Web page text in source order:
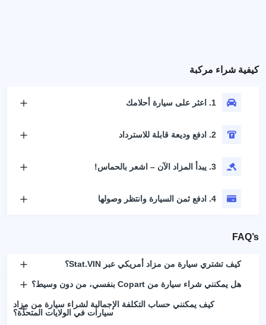
كيفية شراء مركبة
1. اعثر على سيارة أحلامك
2. ادفع وديعة قابلة للاسترداد
3. يبدأ المزاد الآن – اشعر بالحماس!
4. ادفع ثمن السيارة وانتظر وصولها
FAQ’s
كيف تشتري سيارة من مزاد أمريكي عبر Stat.VIN؟
هل يمكنني شراء سيارة من Copart بنفسي، من دون وسيط؟
كيف يمكنني حساب التكلفة الإجمالية لشراء سيارة من مزاد
سيارات في الولايات المتحدة؟